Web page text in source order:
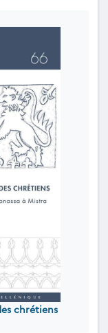
chrétiens